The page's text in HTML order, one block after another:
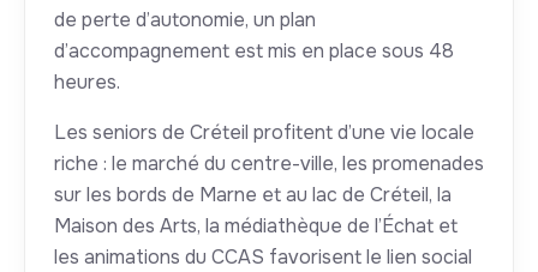
de perte d’autonomie, un plan
d’accompagnement est mis en place sous 48
heures.
Les seniors de Créteil profitent d’une vie locale
riche : le marché du centre-ville, les promenades
sur les bords de Marne et au lac de Créteil, la
Maison des Arts, la médiathèque de l’Échat et
les animations du CCAS favorisent le lien social